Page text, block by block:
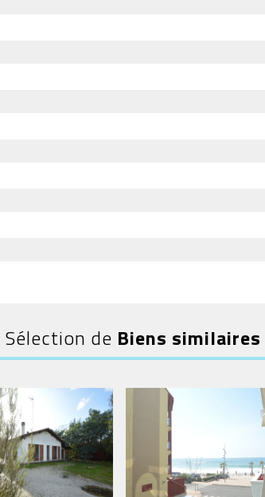
Sélection de Biens similaires